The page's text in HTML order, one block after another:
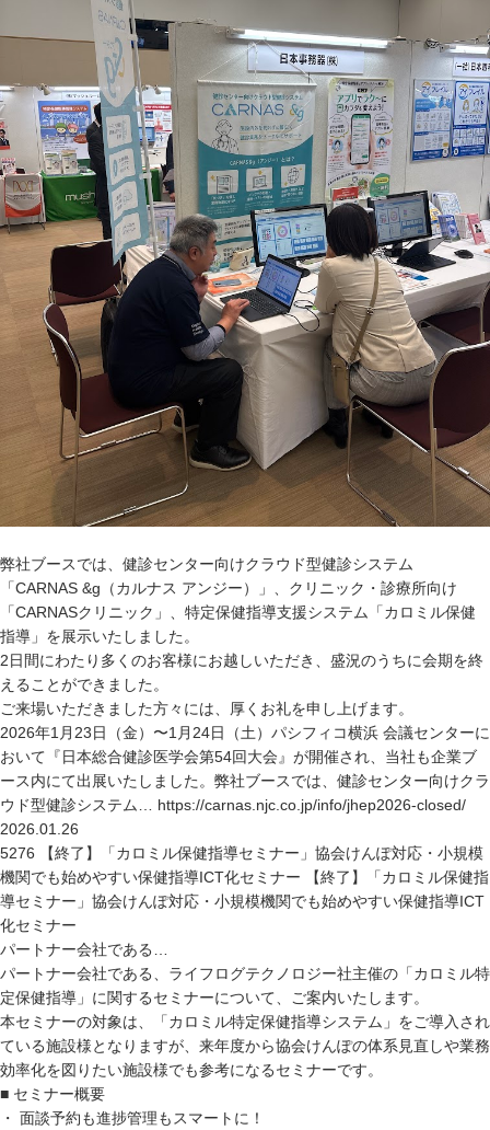
弊社ブースでは、健診センター向けクラウド型健診システム
「CARNAS &g（カルナス アンジー）」、クリニック・診療所向け
「CARNASクリニック」、特定保健指導支援システム「カロミル保健
指導」を展示いたしました。
2日間にわたり多くのお客様にお越しいただき、盛況のうちに会期を終
えることができました。
ご来場いただきました方々には、厚くお礼を申し上げます。
2026年1月23日（金）〜1月24日（土）パシフィコ横浜 会議センターに
おいて『日本総合健診医学会第54回大会』が開催され、当社も企業ブ
ース内にて出展いたしました。弊社ブースでは、健診センター向けクラ
ウド型健診システム… https://carnas.njc.co.jp/info/jhep2026-closed/
2026.01.26
5276 【終了】「カロミル保健指導セミナー」協会けんぽ対応・小規模
機関でも始めやすい保健指導ICT化セミナー 【終了】「カロミル保健指
導セミナー」協会けんぽ対応・小規模機関でも始めやすい保健指導ICT
化セミナー
パートナー会社である…
パートナー会社である、ライフログテクノロジー社主催の「カロミル特
定保健指導」に関するセミナーについて、ご案内いたします。
本セミナーの対象は、「カロミル特定保健指導システム」をご導入され
ている施設様となりますが、来年度から協会けんぽの体系見直しや業務
効率化を図りたい施設様でも参考になるセミナーです。
■ セミナー概要
・ 面談予約も進捗管理もスマートに！